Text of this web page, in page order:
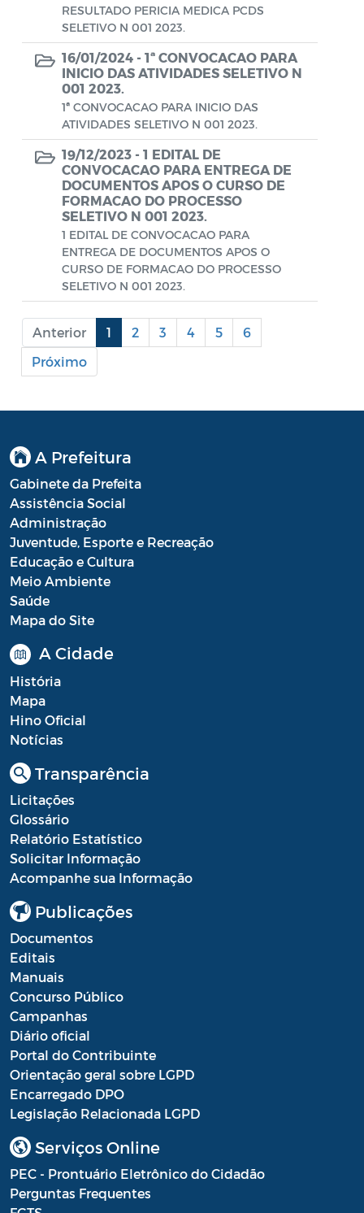
Trânsito
Licenças Específicas
Notificação
Parecer
Portal do Contribuinte
Portaria Gabinete
Portaria IBASMA
Portaria SEADM
Portaria SECUT
Portaria SEFAZ
PORTARIA SETUR
Portarias Sobre o Coronavírus COVID-19
Processo Seletivo
Processo Seletivo Secretaria de Educação
Programa Araruama Universitário
Recursos Transferidos ao Município para
o enfrentamento à COVID-19
Relação dos Fiscais de Contrato
Resultado Processo Seletivo de
Estagiários
Saúde - Balancete
Saúde - Estoques de medicamentos das
farmácias públicas
Saúde - Fila de espera por consultas
nas especialidades
Saúde - Instrumentos de Gestão do SUS
Saúde - Plano Municipal de Saúde
Saúde - Prestação de Contas
Saúde - Processo Seletivo de Agente
RESULTADO PERICIA MEDICA PCDS
SELETIVO N 001 2023.
16/01/2024 - 1ª CONVOCACAO PARA
INICIO DAS ATIVIDADES SELETIVO N
001 2023.
1ª CONVOCACAO PARA INICIO DAS
ATIVIDADES SELETIVO N 001 2023.
19/12/2023 - 1 EDITAL DE
CONVOCACAO PARA ENTREGA DE
DOCUMENTOS APOS O CURSO DE
FORMACAO DO PROCESSO
SELETIVO N 001 2023.
1 EDITAL DE CONVOCACAO PARA
ENTREGA DE DOCUMENTOS APOS O
CURSO DE FORMACAO DO PROCESSO
SELETIVO N 001 2023.
Anterior 1 2 3 4 5
6
Próximo
A Prefeitura
Gabinete da Prefeita
Assistência Social
Administração
Juventude, Esporte e Recreação
Educação e Cultura
Meio Ambiente
Saúde
Mapa do Site
A Cidade
História
Mapa
Hino Oficial
Notícias
Transparência
Licitações
Glossário
Relatório Estatístico
Solicitar Informação
Acompanhe sua Informação
Publicações
Documentos
Editais
Manuais
Concurso Público
Campanhas
Diário oficial
Portal do Contribuinte
Orientação geral sobre LGPD
Encarregado DPO
Legislação Relacionada LGPD
Serviços Online
PEC - Prontuário Eletrônico do Cidadão
Perguntas Frequentes